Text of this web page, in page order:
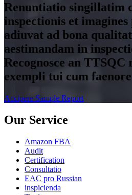
Renuntiatio singillatim
inspectionis et
adiuvat ad bona
aestimandam in
Recognosce an TTSQC
exempli tui cum
Accipere Sample Report
Our Service
Amazon FBA
Audit
Certification
Consultatio
EAC pro Russian
inspicienda